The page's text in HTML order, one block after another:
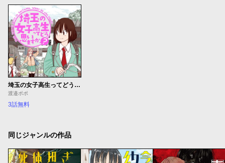
埼玉の女子高生ってどう思いますか？
渡邉ポポ
3話無料
同じジャンルの作品